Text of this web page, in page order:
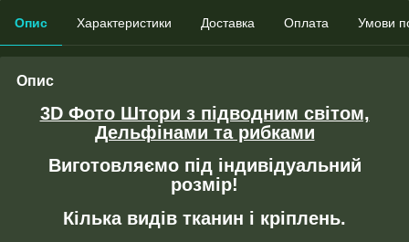
Опис Характеристики Доставка Оплата Умови
Опис
3D Фото Штори з підводним світом,
Дельфінами та рибками
Виготовляємо під індивідуальний
розмір!
Кілька видів тканин і кріплень.